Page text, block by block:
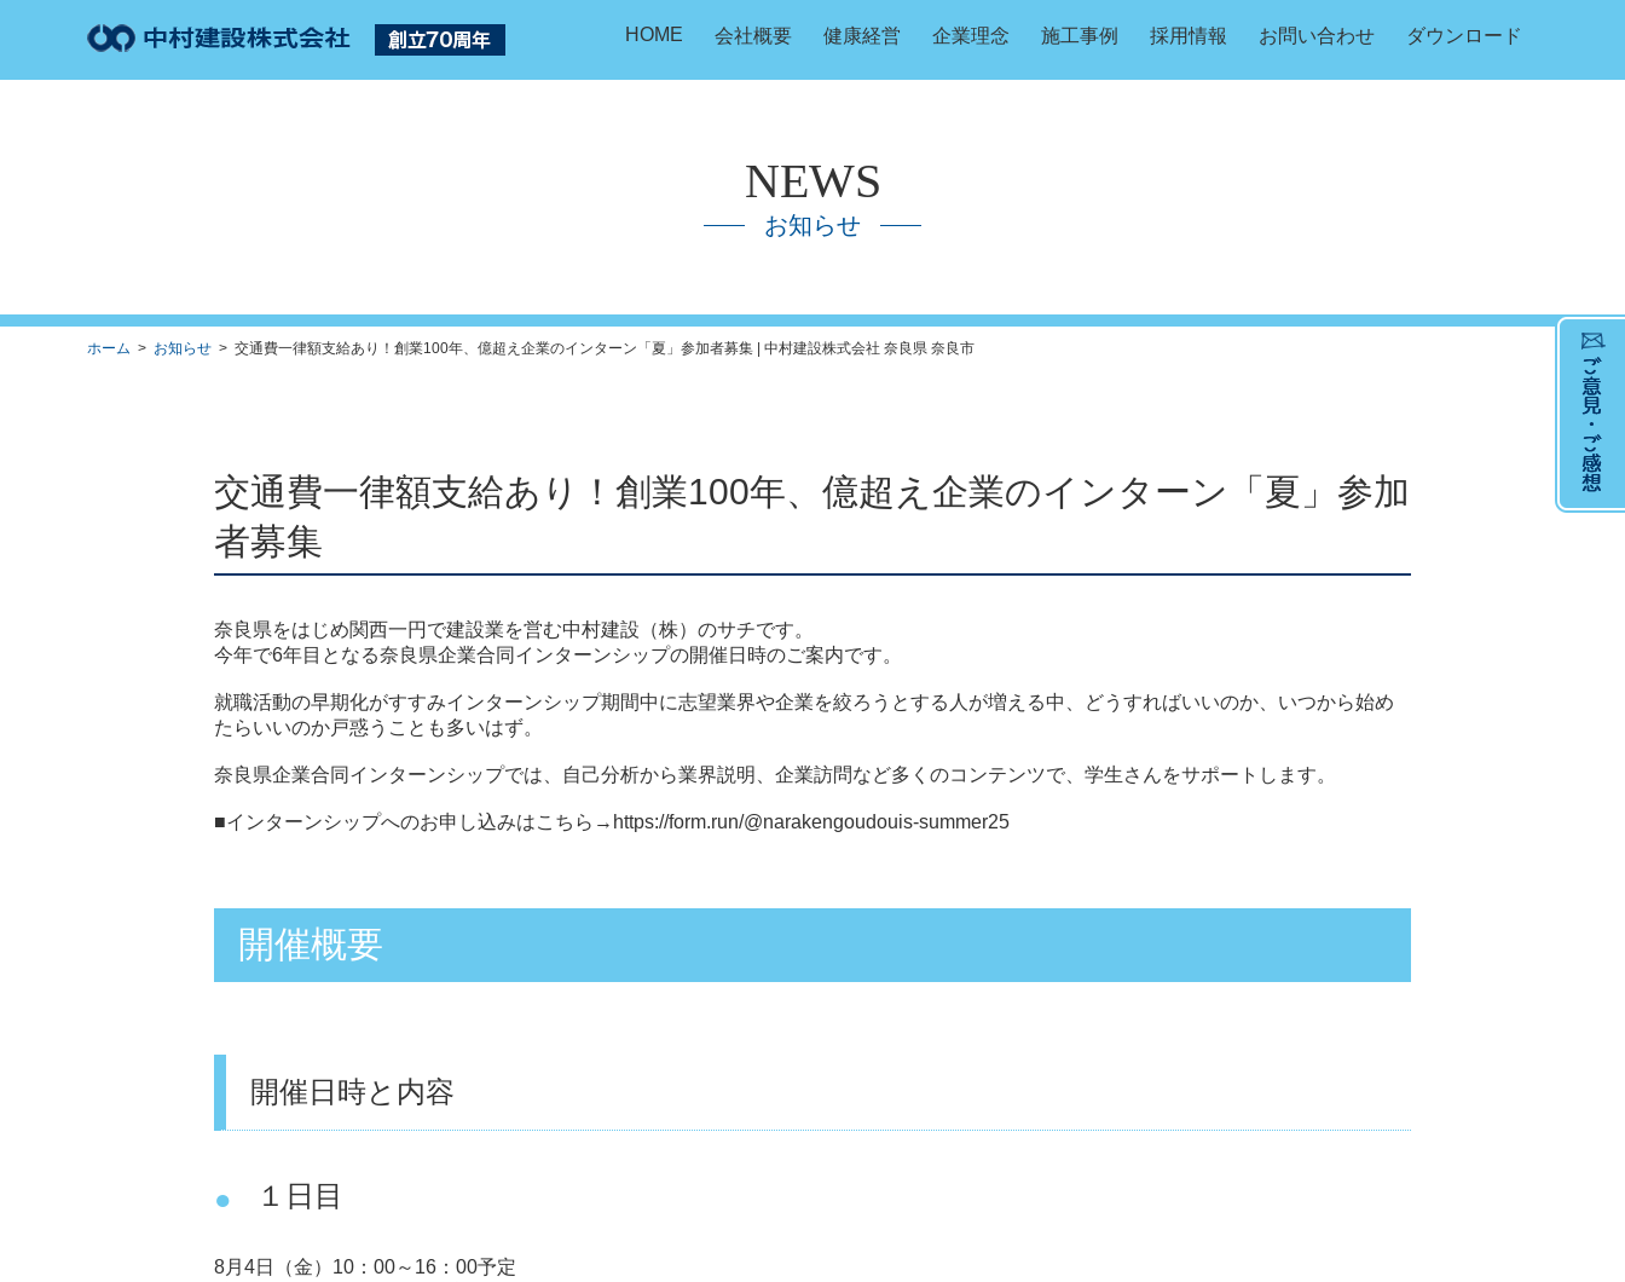
HOME 会社概要 健康経営 企業理念 施工事例 採用情報 お問い合わせ ダウンロード
NEWS
お知らせ
ホーム > お知らせ > 交通費一律額支給あり！創業100年、億超え企業のインターン「夏」参加者募集 | 中村建設株式会社 奈良県 奈良市
交通費一律額支給あり！創業100年、億超え企業のインターン「夏」参加
者募集
奈良県をはじめ関西一円で建設業を営む中村建設（株）のサチです。
今年で6年目となる奈良県企業合同インターンシップの開催日時のご案内です。
就職活動の早期化がすすみインターンシップ期間中に志望業界や企業を絞ろうとする人が増える中、どうすればいいのか、いつから始め
たらいいのか戸惑うことも多いはず。
奈良県企業合同インターンシップでは、自己分析から業界説明、企業訪問など多くのコンテンツで、学生さんをサポートします。
■インターンシップへのお申し込みはこちら→ https://form.run/@narakengoudouis-summer25
開催概要
開催日時と内容
１日目
8月4日（金）10：00～16：00予定